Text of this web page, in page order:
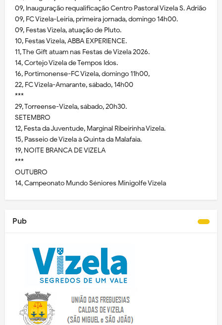
09, Inauguração requalificação Centro Pastoral Vizela S. Adrião
09, FC Vizela-Leiria, primeira jornada, domingo 14h00.
09, Festas Vizela, atuação de Pluto.
10, Festas Vizela, ABBA EXPERIENCE.
11, The Gift atuam nas Festas de Vizela 2026.
14, Cortejo Vizela de Tempos Idos.
16, Portimonense-FC Vizela, domingo 11h00,
22, FC Vizela-Amarante, sábado, 14h00
***
29, Torreense-Vizela, sábado, 20h30.
SETEMBRO
12, Festa da Juventude, Marginal Ribeirinha Vizela.
15, Passeio de Vizela à Quinta da Malafaia.
19, NOITE BRANCA DE VIZELA
***
OUTUBRO
14, Campeonato Mundo Séniores Minigolfe Vizela
Pub